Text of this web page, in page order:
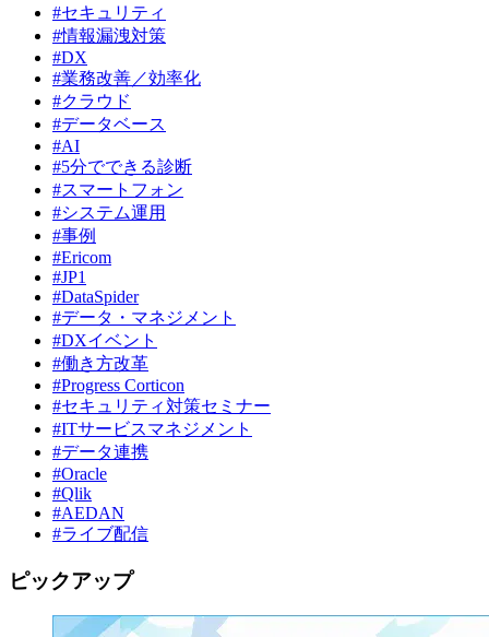
#セキュリティ
#情報漏洩対策
#DX
#業務改善／効率化
#クラウド
#データベース
#AI
#5分でできる診断
#スマートフォン
#システム運用
#事例
#Ericom
#JP1
#DataSpider
#データ・マネジメント
#DXイベント
#働き方改革
#Progress Corticon
#セキュリティ対策セミナー
#ITサービスマネジメント
#データ連携
#Oracle
#Qlik
#AEDAN
#ライブ配信
ピックアップ